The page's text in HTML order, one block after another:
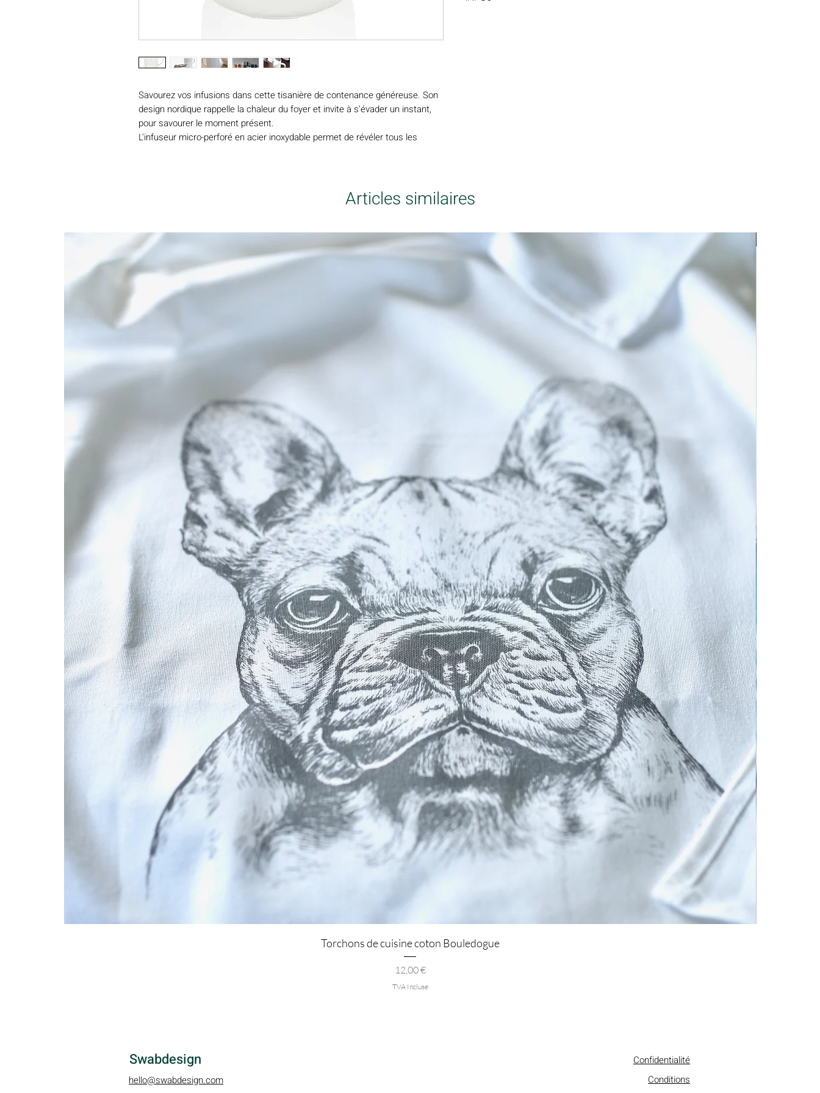
Savourez vos infusions dans cette tisanière de contenance généreuse. Son
design nordique rappelle la chaleur du foyer et invite à s'évader un instant,
pour savourer le moment présent.
L'infuseur micro-perforé en acier inoxydable permet de révéler tous les
conserve votre boisson au chaud pendant que les plantes libèrent toutes
Articles similaires
Aperçu rapide
Torchons de cuisine coton Bouledogue
Prix
12,00 €
TVA Incluse
Swabdesign
hello@swabdesign.com
Confidentialité
Conditions